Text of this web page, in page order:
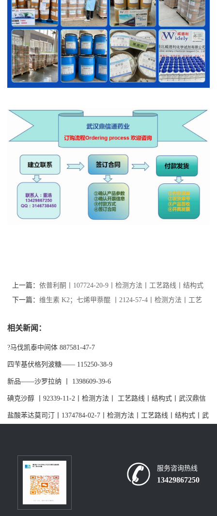
上一篇： 依普利酮丨107724-20-9丨检测方法丨工艺路线丨结构式
丨武汉鼎信通药业大量现货供应
下一篇： 维生素 K2；七烯甲萘醌 丨2124-57-4丨检测方法丨工艺
相关新闻：
?马伐凯泰中间体 887581-47-7
四苄基伏格列波糖—— 115250-38-9
新品——沙罗拉纳 丨 1398609-39-6
碘克沙醇 丨92339-11-2丨检测方法丨 工艺路线丨结构式丨武汉鼎信
通药业董浩
盐酸苯达莫司汀丨1374784-02-7丨检测方法丨工艺路线丨结构式丨武
服务咨询热线
13429867250